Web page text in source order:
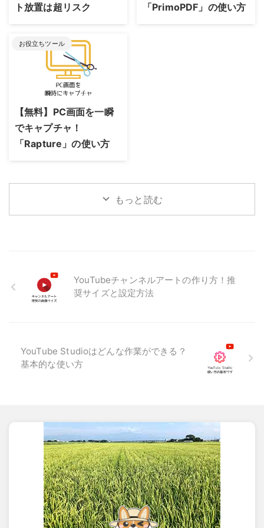
ト放置は超リスク
「PrimoPDF」の使い方
お役立ちツール
【無料】PC画面を一瞬
でキャプチャ！
「Rapture」の使い方
もっと読む
YouTubeチャンネルアートの作り方！推
奨サイズと設定方法
YouTube Studioはどんな作業ができる？
基本的な使い方